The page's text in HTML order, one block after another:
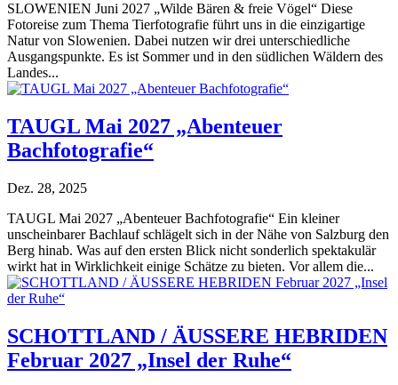
SLOWENIEN Juni 2027 „Wilde Bären & freie Vögel“ Diese
Fotoreise zum Thema Tierfotografie führt uns in die einzigartige
Natur von Slowenien. Dabei nutzen wir drei unterschiedliche
Ausgangspunkte. Es ist Sommer und in den südlichen Wäldern des
Landes...
TAUGL Mai 2027 „Abenteuer
Bachfotografie“
Dez. 28, 2025
TAUGL Mai 2027 „Abenteuer Bachfotografie“ Ein kleiner
unscheinbarer Bachlauf schlägelt sich in der Nähe von Salzburg den
Berg hinab. Was auf den ersten Blick nicht sonderlich spektakulär
wirkt hat in Wirklichkeit einige Schätze zu bieten. Vor allem die...
SCHOTTLAND / ÄUSSERE HEBRIDEN
Februar 2027 „Insel der Ruhe“